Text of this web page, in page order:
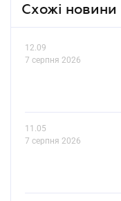
Схожі новини
12.09
7 серпня 2026
11.05
7 серпня 2026